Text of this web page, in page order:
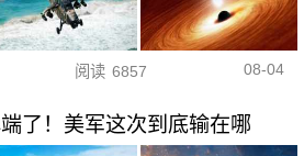
阅读 6857 08-04
了！美军这次到底输在哪